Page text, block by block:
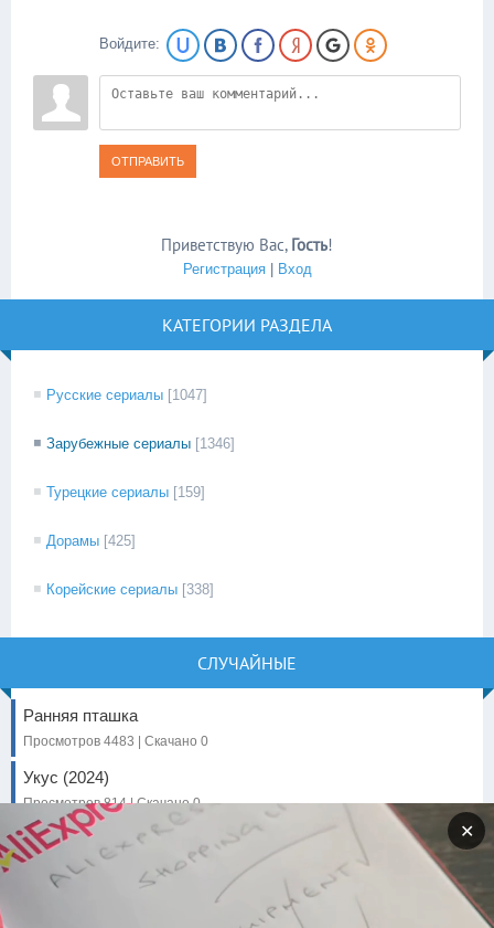
Войдите:
ОТПРАВИТЬ
Приветствую Вас, Гость!
Регистрация| Вход
КАТЕГОРИИ РАЗДЕЛА
Русские сериалы [1047]
Зарубежные сериалы [1346]
Турецкие сериалы [159]
Дорамы [425]
Корейские сериалы [338]
СЛУЧАЙНЫЕ
Ранняя пташка
Просмотров 4483 | Скачано 0
Укус (2024)
Просмотров 814 | Скачано 0
Тролли 3 (2023)
Просмотров 1031 | Скачано 0
✕